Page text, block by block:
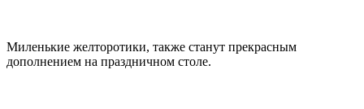
Миленькие желторотики, также станут прекрасным
дополнением на праздничном столе.